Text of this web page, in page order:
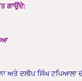
ਗਾਉਂਦੇ:
ਅਤੇ ਦਲੀਪ ਸਿੰਘ ਟਪਿਆਲਾ